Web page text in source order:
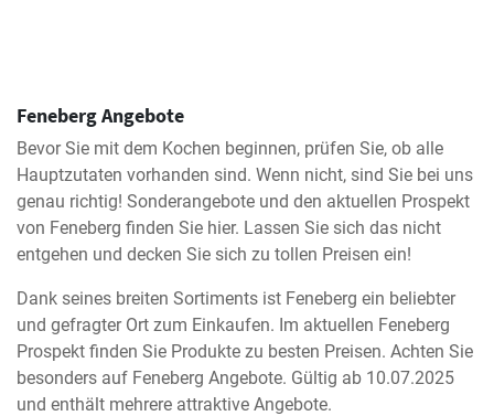
Feneberg Angebote
Bevor Sie mit dem Kochen beginnen, prüfen Sie, ob alle
Hauptzutaten vorhanden sind. Wenn nicht, sind Sie bei uns
genau richtig! Sonderangebote und den aktuellen Prospekt
von Feneberg finden Sie hier. Lassen Sie sich das nicht
entgehen und decken Sie sich zu tollen Preisen ein!
Dank seines breiten Sortiments ist Feneberg ein beliebter
und gefragter Ort zum Einkaufen. Im aktuellen Feneberg
Prospekt finden Sie Produkte zu besten Preisen. Achten Sie
besonders auf Feneberg Angebote. Gültig ab 10.07.2025
und enthält mehrere attraktive Angebote.